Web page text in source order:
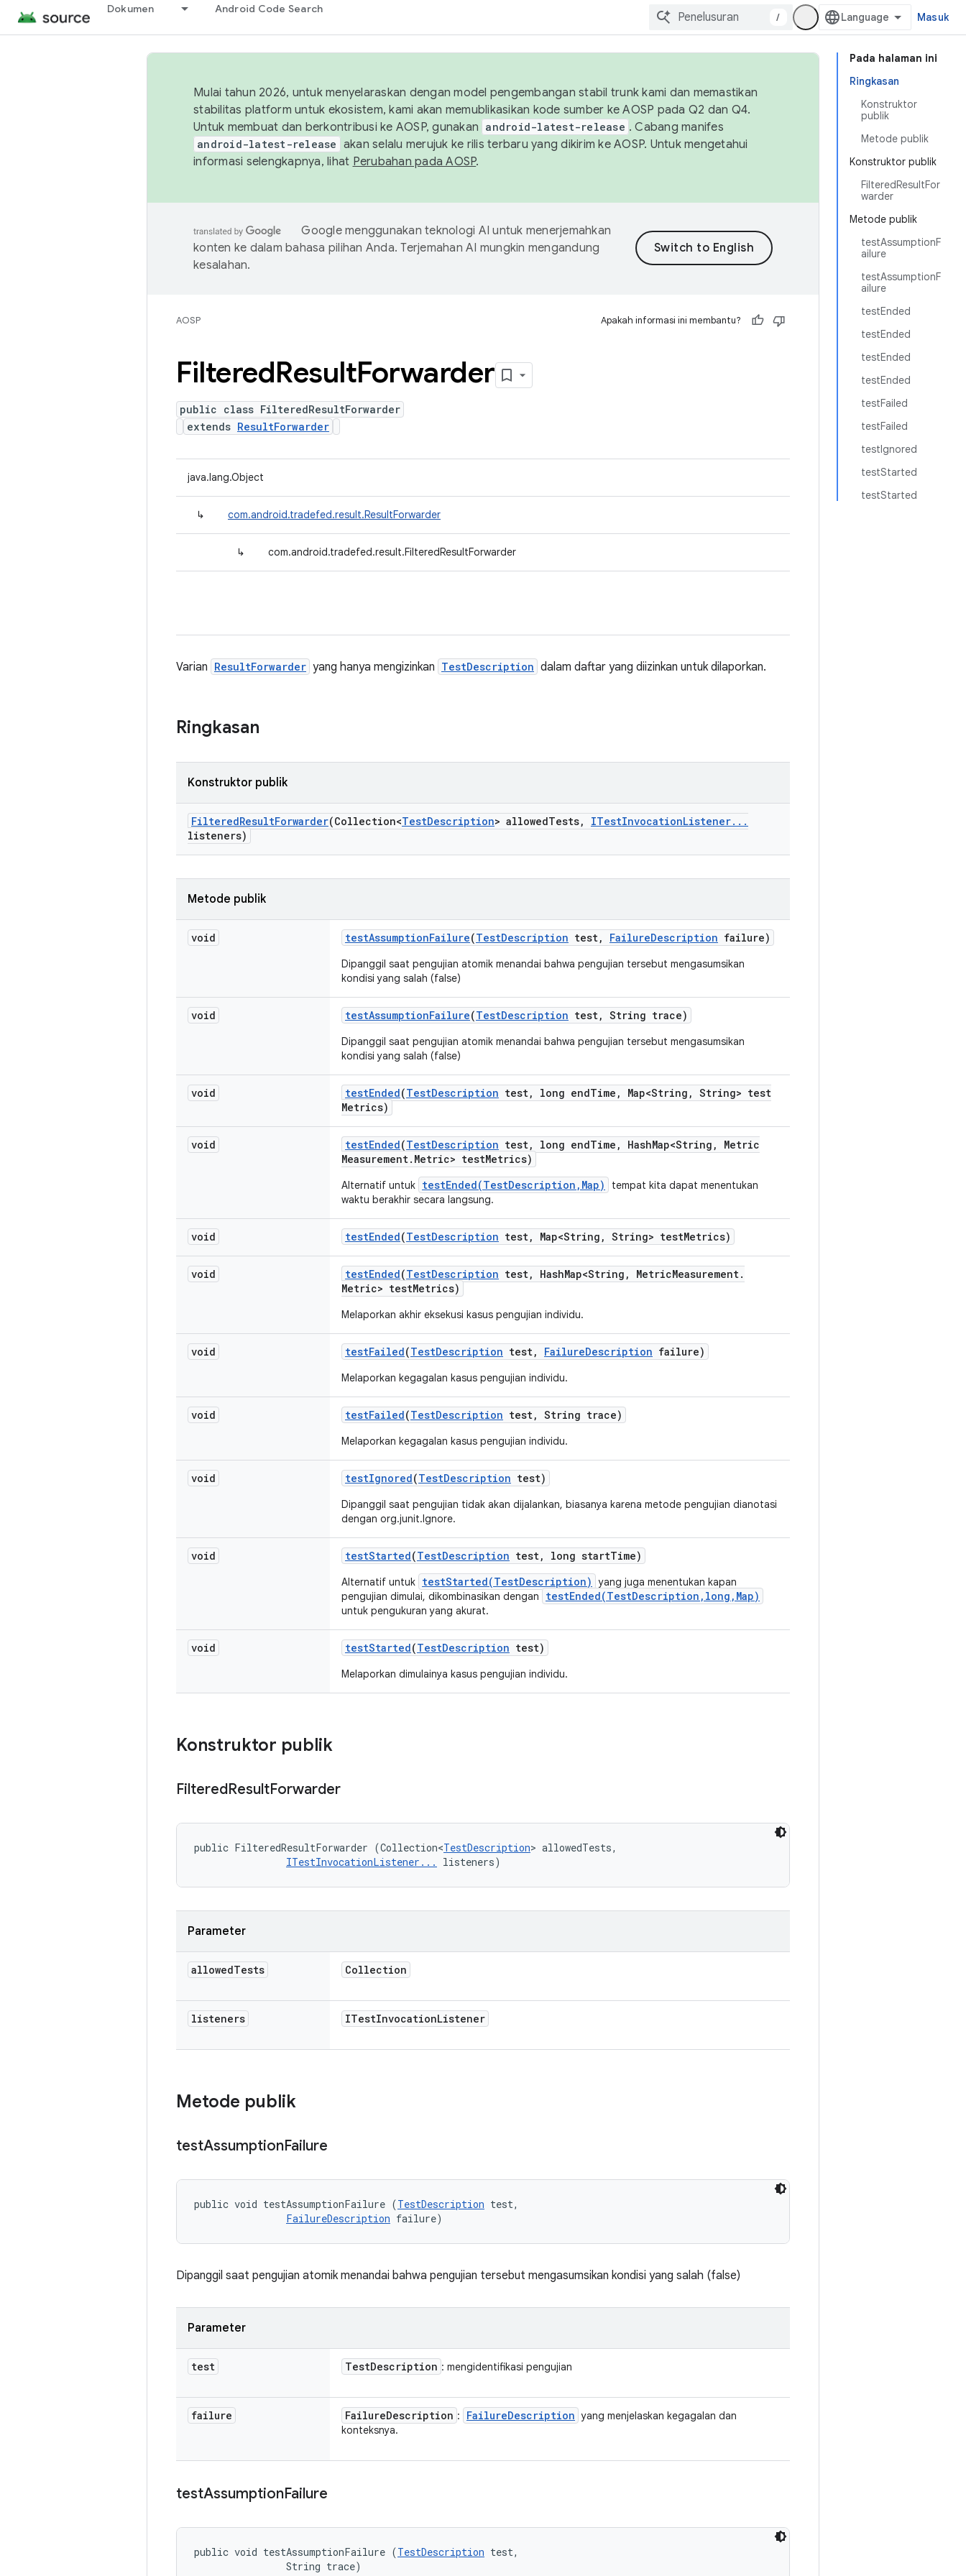
Dokumen Android Code Search
/ Masuk
Pada halaman ini
Ringkasan
Konstruktor
publik
Metode publik
Konstruktor publik
FilteredResultFor
warder
Metode publik
testAssumptionF
ailure
testAssumptionF
ailure
testEnded
testEnded
testEnded
testEnded
testFailed
testFailed
testIgnored
testStarted
testStarted
Mulai tahun 2026, untuk menyelaraskan dengan model pengembangan stabil trunk kami dan memastikan
stabilitas platform untuk ekosistem, kami akan memublikasikan kode sumber ke AOSP pada Q2 dan Q4.
Untuk membuat dan berkontribusi ke AOSP, gunakan android-latest-release . Cabang manifes
android-latest-release akan selalu merujuk ke rilis terbaru yang dikirim ke AOSP. Untuk mengetahui
informasi selengkapnya, lihat Perubahan pada AOSP.
Google menggunakan teknologi AI untuk menerjemahkan
konten ke dalam bahasa pilihan Anda. Terjemahan AI mungkin mengandung
kesalahan.
AOSP Apakah informasi ini membantu?
FilteredResultForwarder
public class FilteredResultForwarder
extends ResultForwarder
java.lang.Object
↳ com.android.tradefed.result.ResultForwarder
↳ com.android.tradefed.result.FilteredResultForwarder
Varian ResultForwarder yang hanya mengizinkan TestDescription dalam daftar yang diizinkan untuk dilaporkan.
Ringkasan
Konstruktor publik
FilteredResultForwarder(Collection<TestDescription> allowedTests, ITestInvocationListener. . .
listeners)
Metode publik
void testAssumptionFailure(TestDescription test, FailureDescription failure)
Dipanggil saat pengujian atomik menandai bahwa pengujian tersebut mengasumsikan
kondisi yang salah (false)
void testAssumptionFailure(TestDescription test, String trace)
Dipanggil saat pengujian atomik menandai bahwa pengujian tersebut mengasumsikan
kondisi yang salah (false)
void testEnded(TestDescription test, long endTime , Map<String , String> test
Metrics)
void testEnded(TestDescription test, long endTime , HashMap<String ,
Metric
Measurement. Metric> testMetrics)
Alternatif untuk testEnded(TestDescription,Map)
tempat kita dapat menentukan
waktu berakhir secara langsung.
void testEnded(TestDescription test, Map<String , String> testMetrics)
void testEnded(TestDescription test, HashMap<String , MetricMeasurement.
Metric> testMetrics)
Melaporkan akhir eksekusi kasus pengujian individu.
void testFailed(TestDescription test, FailureDescription failure)
Melaporkan kegagalan kasus pengujian individu.
void testFailed(TestDescription test, String trace)
Melaporkan kegagalan kasus pengujian individu.
void testIgnored(TestDescription test)
Dipanggil saat pengujian tidak akan dijalankan, biasanya karena metode pengujian dianotasi
dengan org.junit.Ignore.
void testStarted(TestDescription test, long startTime)
Alternatif untuk testStarted(TestDescription) yang juga menentukan kapan
pengujian dimulai, dikombinasikan dengan
testEnded(TestDescription,long,Map)
untuk pengukuran yang akurat.
void testStarted(TestDescription test)
Melaporkan dimulainya kasus pengujian individu.
Konstruktor publik
FilteredResultForwarder
public FilteredResultForwarder (Collection<TestDescription> allowedTests,
ITestInvocationListener...
listeners)
Parameter
allowedTests Collection
listeners ITestInvocationListener
Metode publik
testAssumptionFailure
public void testAssumptionFailure (TestDescription test,
FailureDescription failure)
Dipanggil saat pengujian atomik menandai bahwa pengujian tersebut mengasumsikan kondisi yang salah (false)
Parameter
test TestDescription : mengidentifikasi pengujian
failure FailureDescription : FailureDescription yang menjelaskan kegagalan dan
konteksnya.
testAssumptionFailure
public void testAssumptionFailure (TestDescription test,
                String trace)